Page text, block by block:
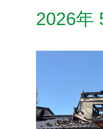
2026年